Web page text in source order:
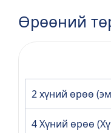
Өрөөний
2 хүний өрөө
4 Хүний өрөө